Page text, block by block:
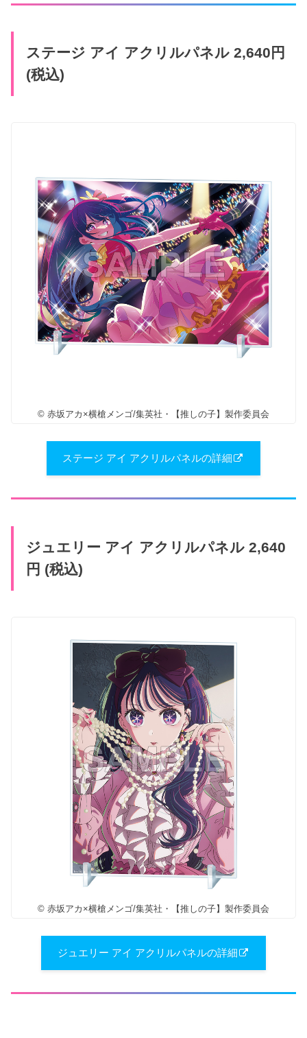
ステージ アイ アクリルパネル 2,640円
(税込)
© 赤坂アカ×横槍メンゴ/集英社・【推しの子】製作委員会
ステージ アイ アクリルパネルの詳細
ジュエリー アイ アクリルパネル 2,640
円 (税込)
© 赤坂アカ×横槍メンゴ/集英社・【推しの子】製作委員会
ジュエリー アイ アクリルパネルの詳細